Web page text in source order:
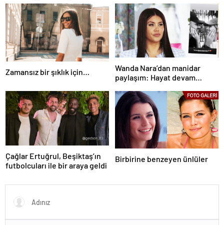
Zamansız bir şıklık için…
Wanda Nara’dan manidar
paylaşım: Hayat devam
Çağlar Ertuğrul, Beşiktaş’ın
futbolcuları ile bir araya geldi
Birbirine benzeyen ünlüler